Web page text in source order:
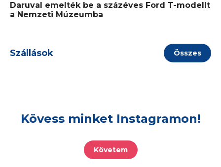
Daruval emelték be a százéves Ford T-modellt
a Nemzeti Múzeumba
Szállások Összes
Kövess minket Instagramon!
Követem